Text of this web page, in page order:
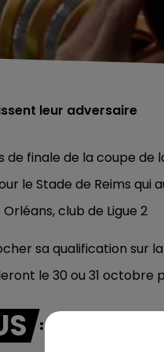
leur adversaire
de finale de la coupe
le Stade de Reims
club de Ligue 2
sa qualification sur
le 30 ou 31 octobre